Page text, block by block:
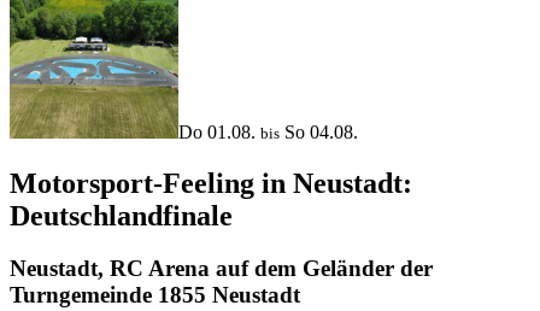
Do 01.08. bis So 04.08.
Motorsport-Feeling in Neustadt:
Deutschlandfinale
Neustadt, RC Arena auf dem Geländer der
Turngemeinde 1855 Neustadt